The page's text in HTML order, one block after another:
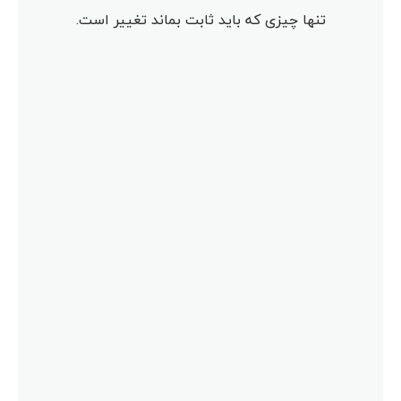
تنها چیزی که باید ثابت بماند تغییر است.